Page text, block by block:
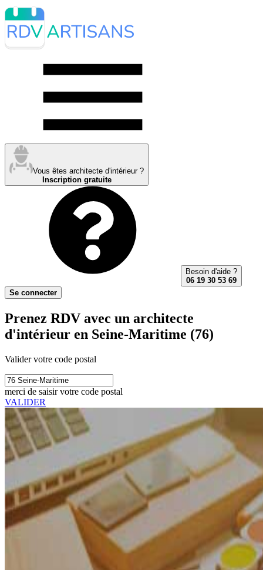
Vous êtes architecte d'intérieur ?
Inscription gratuite
Besoin d'aide ?
06 19 30 53 69
Se connecter
Prenez RDV avec un architecte
d'intérieur en Seine-Maritime (76)
Valider votre code postal
merci de saisir votre code postal
VALIDER